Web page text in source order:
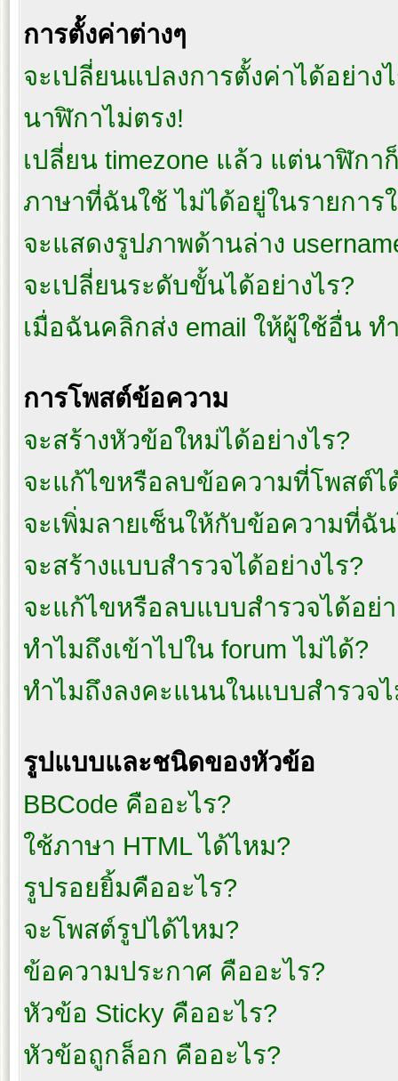
การตั้งค่าต่างๆ
จะเปลี่ยนแปลงการตั้งค่าได้อย่าง
นาฬิกาไม่ตรง!
เปลี่ยน timezone แล้ว แต่นาฬิกา
ภาษาที่ฉันใช้ ไม่ได้อยู่ในรายการ
จะแสดงรูปภาพด้านล่าง
จะเปลี่ยนระดับขั้นได้อย่างไร?
เมื่อฉันคลิกส่ง email ให้ผู้ใช้อื่น
การโพสต์ข้อความ
จะสร้างหัวข้อใหม่ได้อย่างไร?
จะแก้ไขหรือลบข้อความที่โพสต์ไ
จะเพิ่มลายเซ็นให้กับข้อความที่ฉั
จะสร้างแบบสำรวจได้อย่างไร?
จะแก้ไขหรือลบแบบสำรวจได้อย่า
ทำไมถึงเข้าไปใน forum ไม่ได้?
ทำไมถึงลงคะแนนในแบบสำรวจ
รูปแบบและชนิดของหัวข้อ
BBCode คืออะไร?
ใช้ภาษา HTML ได้ไหม?
รูปรอยยิ้มคืออะไร?
จะโพสต์รูปได้ไหม?
ข้อความประกาศ คืออะไร?
หัวข้อ Sticky คืออะไร?
หัวข้อถูกล็อก คืออะไร?